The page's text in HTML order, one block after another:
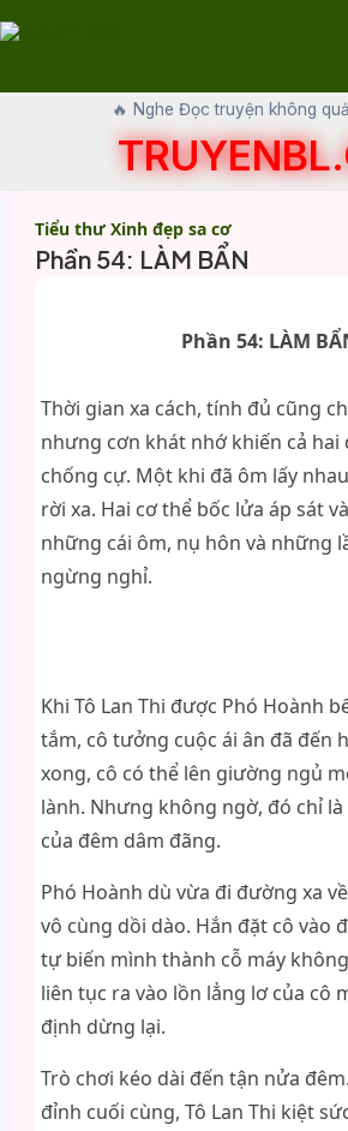
to
🔥 Nghe Đọc truyện không
Tiểu thư Xinh đẹp sa cơ
Phần 54: LÀM BẨN
Phần 54: LÀM
Thời gian xa cách, tính đủ cũng
nhưng cơn khát nhớ khiến cả hai
chống cự. Một khi đã ôm lấy
rời xa. Hai cơ thể bốc lửa áp sát
những cái ôm, nụ hôn và những
ngừng nghỉ.
Khi Tô Lan Thi được Phó Hoành
tắm, cô tưởng cuộc ái ân đã đến
xong, cô có thể lên giường ngủ
lành. Nhưng không ngờ, đó chỉ
của đêm dâm đãng.
Phó Hoành dù vừa đi đường xa
vô cùng dồi dào. Hắn đặt cô vào
tự biến mình thành cỗ máy
liên tục ra vào lồn lẳng lơ của cô
định dừng lại.
Trò chơi kéo dài đến tận nửa
đỉnh cuối cùng, Tô Lan Thi kiệt